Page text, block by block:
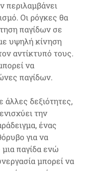
περιλαμβάνει
Οι ρόγκες θα
παγίδων σε
υψηλή κίνηση
αντίκτυπό τους.
να
παγίδων.
δεξιότητες,
την
ένας
για να
παγίδα ενώ
μπορεί να